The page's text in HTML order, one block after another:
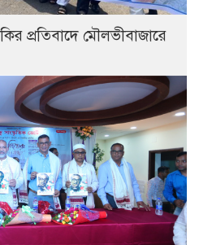
প্রতিবাদে মৌলভীবাজারে